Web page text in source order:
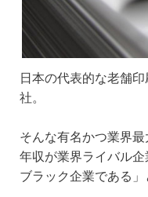
日本の代表的な老舗
社。
そんな有名かつ業界
年収が業界ライバル企
ブラック企業である」